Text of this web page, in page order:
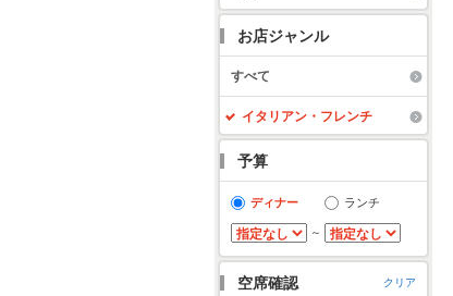
お店ジャンル
すべて
イタリアン・フレンチ
予算
ディナー ランチ
～
空席確認 クリア